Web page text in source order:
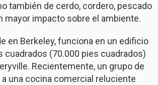
también de cerdo, cordero, pescado
mayor impacto sobre el ambiente.
en Berkeley, funciona en un edificio
cuadrados (70.000 pies cuadrados)
Recientemente, un grupo de
una cocina comercial reluciente